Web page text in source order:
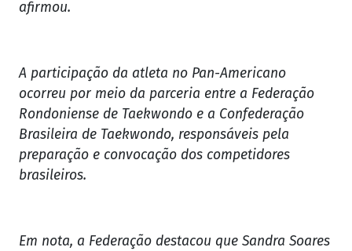
afirmou.
A participação da atleta no Pan-Americano
ocorreu por meio da parceria entre a Federação
Rondoniense de Taekwondo e a Confederação
Brasileira de Taekwondo, responsáveis pela
preparação e convocação dos competidores
brasileiros.
Em nota, a Federação destacou que Sandra Soares